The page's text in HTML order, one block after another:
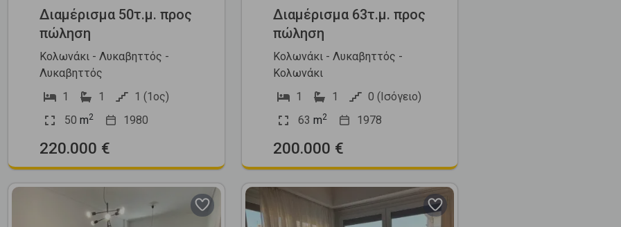
Διαμέρισμα 50τ.μ. προς
πώληση
Κολωνάκι - Λυκαβηττός -
Λυκαβηττός
1
1
1 (1ος)
50 m2 1980
220.000 €
Διαμέρισμα 63τ.μ. προς
πώληση
Κολωνάκι - Λυκαβηττός -
Κολωνάκι
1
1
0 (Ισόγειο)
63 m2 1978
200.000 €